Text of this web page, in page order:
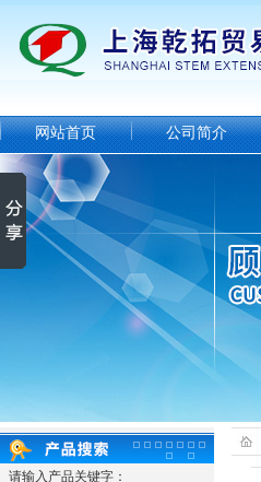
网站首页 公司简介
请输入产品关键字：